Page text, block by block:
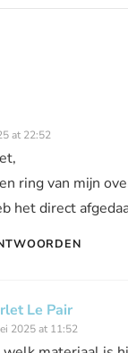
at 22:52
ring van mijn
het direct
Le Pair
2025 at 11:52